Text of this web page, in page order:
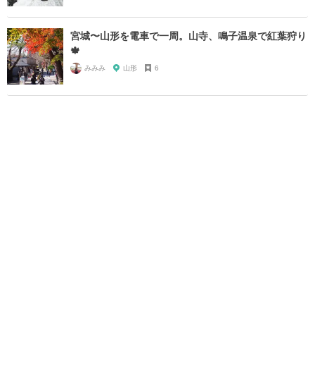
宮城〜山形を電車で一周。山寺、鳴子温泉で紅葉狩り
🍁
みみみ 山形 6